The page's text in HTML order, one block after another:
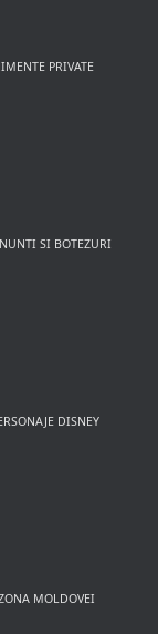
PRIVATE
SI BOTEZURI
DISNEY
MOLDOVEI